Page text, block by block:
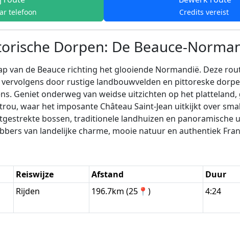
telefoon Credits vereist
Dorpen: De Beauce-
van de Beauce richting het glooiende Normandië. Deze
door rustige landbouwvelden en pittoreske
Geniet onderweg van weidse uitzichten op het
waar het imposante Château Saint-Jean uitkijkt over
bossen, traditionele landhuizen en
van landelijke charme, mooie natuur en authentiek
Reiswijze Afstand Duur
Rijden
196.7km (25📍) 4:24